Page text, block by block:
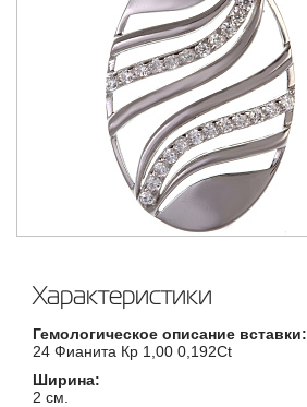
Характеристики
Гемологическое описание вставки:
24 Фианита Кр 1,00 0,192Ct
Ширина:
2 см.